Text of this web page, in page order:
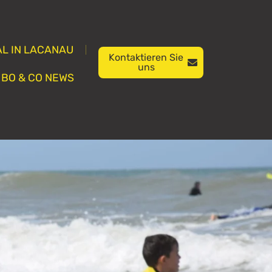
IN LACANAU
BO & CO NEWS
Kontaktieren Sie
uns